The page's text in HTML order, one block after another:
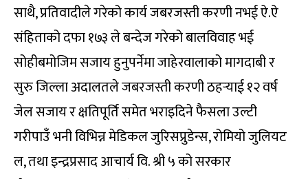
साथै, प्रतिवादीले गरेको कार्य जबरजस्ती करणी नभई ऐ.ऐ
संहिताको दफा १७३ ले बन्देज गरेको बालविवाह भई
सोहीबमोजिम सजाय हुनुपर्नेमा जाहेरवालाको मागदाबी र
सुरु जिल्ला अदालतले जबरजस्ती करणी ठहर्‍याई १२ वर्ष
जेल सजाय र क्षतिपूर्ति समेत भराइदिने फैसला उल्टी
गरीपाउँ भनी विभिन्न मेडिकल जुरिसप्रुडेन्स, रोमियो जुलियट
ल, तथा इन्द्रप्रसाद आचार्य वि. श्री ५ को सरकार